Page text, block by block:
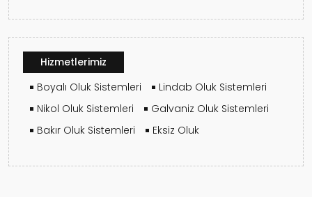
Hizmetlerimiz
Boyalı Oluk Sistemleri
Lindab Oluk Sistemleri
Nikol Oluk Sistemleri
Galvaniz Oluk Sistemleri
Bakır Oluk Sistemleri
Eksiz Oluk